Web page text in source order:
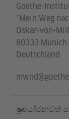
Goethe-
"Mein Weg
Oskar-von-
80333 Munich
Deutschland
ප්‍රයෝජනවත්